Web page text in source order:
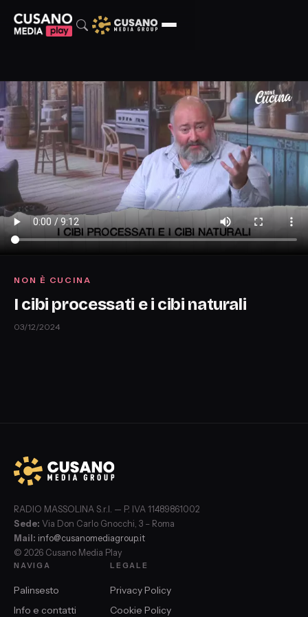
NON È CUCINA
I cibi processati e i cibi naturali
03/12/2024
RADIO MASSOLINA S.r.l. — P. IVA 11489861002
Sede: Via Don Carlo Gnocchi, 3 – Roma
Mail: info@cusanomediagroup.it
© 2026 Cusano Media Play
NAVIGA
Palinsesto
Info e contatti
LEGALE
Privacy Policy
Cookie Policy